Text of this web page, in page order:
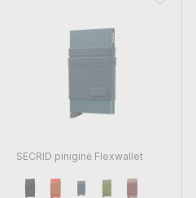
SECRID piniginė Flexwallet